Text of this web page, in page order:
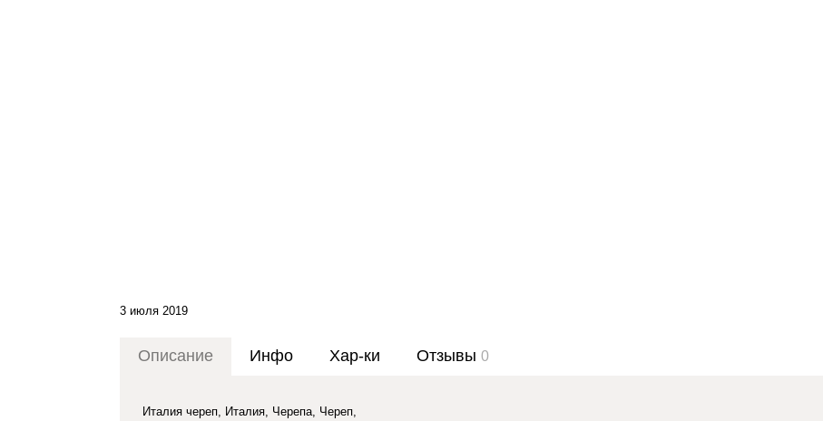
3 июля 2019
Описание Инфо Хар-ки Отзывы 0
Италия череп, Италия, Черепа, Череп,